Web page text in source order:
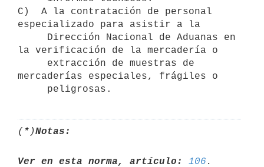
C)  A la contratación de personal
especializado para asistir a la
la verificación de la mercadería o
mercaderías especiales, frágiles o
(*)Notas:
Ver en esta norma, artículo: 106